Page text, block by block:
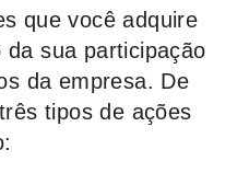
que você adquire
sua participação
da empresa. De
tipos de ações